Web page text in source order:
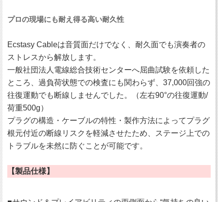
プロの現場にも耐え得る高い耐久性
Ecstasy Cableは音質面だけでなく、耐久面でも演奏者の
ストレスから解放します。
一般社団法人電線総合技術センターへ屈曲試験を依頼した
ところ、過負荷状態での検査にも関わらず、37,000回強の
往復運動でも断線しませんでした。（左右90°の往復運動/
荷重500g）
プラグの構造・ケーブルの特性・製作方法によってプラグ
根元付近の断線リスクを軽減させたため、ステージ上での
トラブルを未然に防ぐことが可能です。
【製品仕様】